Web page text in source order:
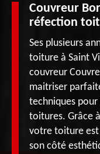
Couvreur
réfection
Ses plusieurs
toiture à Saint
couvreur
maitriser
techniques
toitures. Grâce
votre toiture
son côté